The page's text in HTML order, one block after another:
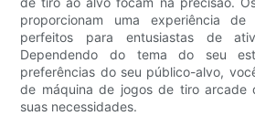
proporcionam uma experiência
perfeitos para entusiastas de
Dependendo do tema do seu
preferências do seu público-alvo,
de máquina de jogos de tiro arcade
suas necessidades.